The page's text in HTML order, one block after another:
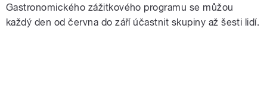
Gastronomického zážitkového programu se můžou
každý den od června do září účastnit skupiny až šesti lidí.